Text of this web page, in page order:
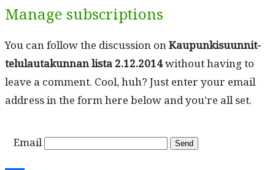
Manage subscriptions
You can fol­low the dis­cus­sion onKaupunkisu­un­nit­
telu­lau­takun­nan lista 2.12.2014with­out hav­ing to
leave a com­ment. Cool, huh? Just enter your email
address in the form here below and you’re all set.
Email